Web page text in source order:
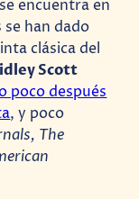
encuentra en
han dado
clásica del
Scott
poco después
, y poco
The